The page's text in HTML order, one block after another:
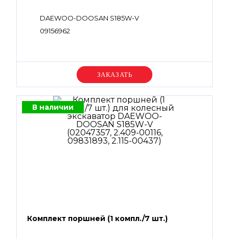
DAEWOO-DOOSAN S185W-V
09156962
Уточняйте цену
В наличии
Комплект поршней (1 компл./7 шт.)